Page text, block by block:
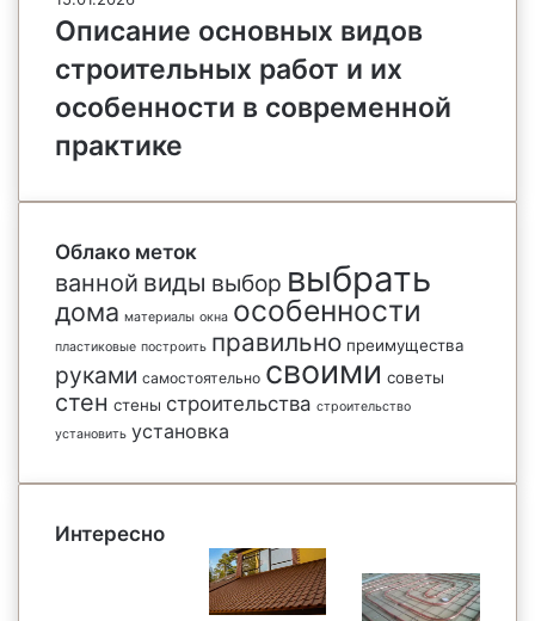
Описание основных видов
строительных работ и их
особенности в современной
практике
Облако меток
ванной виды выбор выбрать
дома материалы окна особенности
пластиковые построить правильно преимущества
руками самостоятельно своими советы
стен стены строительства строительство
установить установка
Интересно